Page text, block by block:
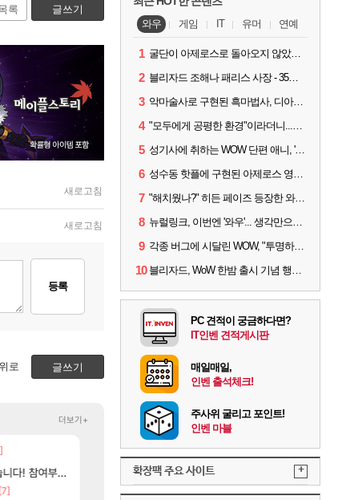
록 글쓰기
새로고침
새로고침
등록
글쓰기
로
메이플 ㅇㅂ)진짜 개웃기네 ㅋㅋ [48]
베라서버 1위길드 내 대규모 인원이탈종용 추정사건
오버워치 이유나 2D 일러스트 올라왔었네 [6]
더보기+
추첨까지????
[7]
아스오라 아사쿠라 마이 성우 정보 및 주요 필모
아스오라 아스오라 성우 정보 및 출연작 모음
비스트 모든 성소 위치 공략 (40개) - 귀환한 영혼 도전과
와우 게임 IT 유머 연예
1 굴단이 아제로스로 돌아오지 않았다면? 와우 클래식+ 주목
2 블리자드 조해나 패리스 사장 - 35년 역사, 그리고 비전
3 악마술사로 구현된 흑마법사, 디아4 x 와우 콜라보 살펴보기
4 "모두에게 공평한 환경"이라더니...여전히 살아있는 애드온
5 성기사에 취하는 WOW 단편 애니, '신성한 모든 것'
6 성수동 핫플에 구현된 아제로스 영웅들의 안식처, WoW 홈스윗홈
7 "해치웠나?" 히든 페이즈 등장한 와우 '한밤', 세계 최초 킬은 '팀 리퀴드'
8 뉴럴링크, 이번엔 '와우'... 생각만으로 게임하는 시대 성큼
9 각종 버그에 시달린 WOW, "투명하고 신속한 소통과 대응 약속"
10 블리자드, WoW 한밤 출시 기념 행사 '홈스윗홈' 28일 개최
PC 견적이 궁금하다면?
IT인벤 견적게시판
매일매일,
인벤 출석체크!
주사위 굴리고 포인트!
인벤 마블
확장팩 주요 사이트 +